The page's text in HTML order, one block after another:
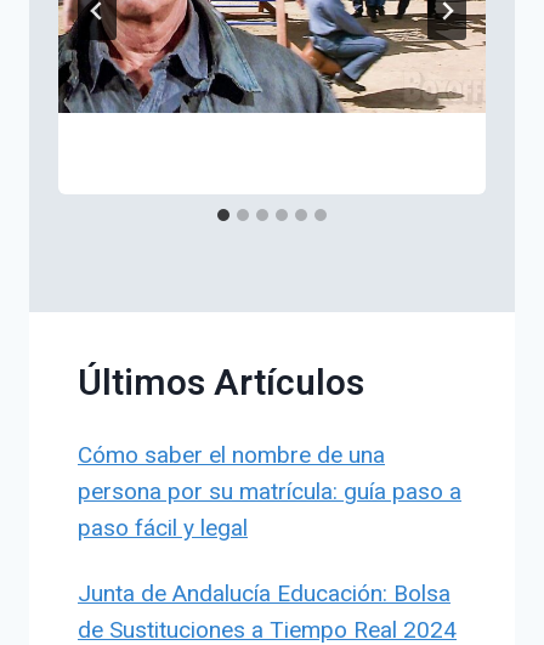
Últimos Artículos
Cómo saber el nombre de una
persona por su matrícula: guía paso a
paso fácil y legal
Junta de Andalucía Educación: Bolsa
de Sustituciones a Tiempo Real 2024